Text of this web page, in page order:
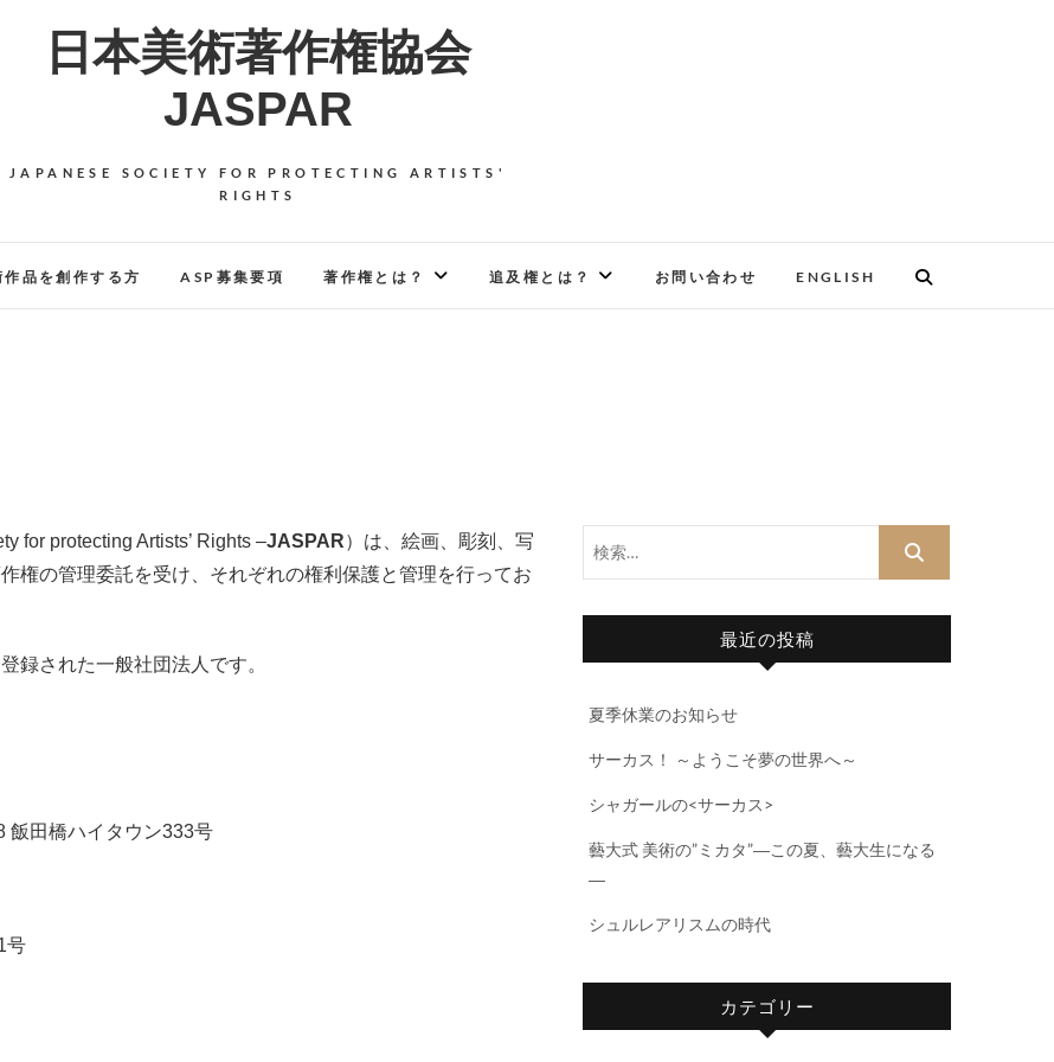
日本美術著作権協会
JASPAR
JAPANESE SOCIETY FOR PROTECTING ARTISTS'
RIGHTS
作品を創作する方 ASP募集要項 著作権とは？ 追及権とは？ お問い合わせ ENGLISH
for protecting Artists’ Rights –JASPAR）は、絵画、彫刻、写
権の管理委託を受け、それぞれの権利保護と管理を行ってお
録された一般社団法人です。
田橋ハイタウン333号
号
最近の投稿
夏季休業のお知らせ
サーカス！ ～ようこそ夢の世界へ～
シャガールの<サーカス>
藝大式 美術の”ミカタ”―この夏、藝大生になる
―
シュルレアリスムの時代
カテゴリー